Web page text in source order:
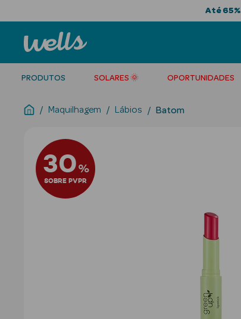
Até 65%
PRODUTOS SOLARES 🌞 OPORTUNIDADES
Maquilhagem Lábios Batom
30%
SOBRE PVPR